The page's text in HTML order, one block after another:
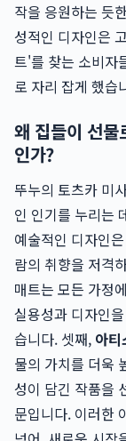
작을 응원하는 듯
성적인 디자인은
트'를 찾는 소비자
로 자리 잡게 했습
왜 집들이 선물
인가?
뚜누의 토츠카 미
인 인기를 누리는
예술적인 디자인
람의 취향을 저격
매트는 모든 가정
실용성과 디자인
습니다. 셋째, 아티
물의 가치를 더욱
성이 담긴 작품을
문입니다. 이러한